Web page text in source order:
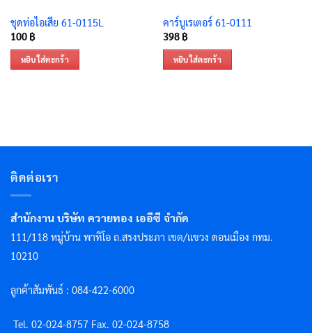
ชุดท่อไอเสีย 61-0115L
100 ฿
หยิบใส่ตะกร้า
คาร์บูเรเตอร์ 61-0111
398 ฿
หยิบใส่ตะกร้า
ติดต่อเรา
สำนักงาน บริษัท ควายทอง เออีซี จำกัด
111/118 หมู่บ้าน พาทิโอ ถ.สรงประภา เขต/แขวง ดอนเมือง กทม.
10210
ลูกค้าสัมพันธ์ : 084-422-6000
Tel. 02-024-8757 Fax. 02-024-8758